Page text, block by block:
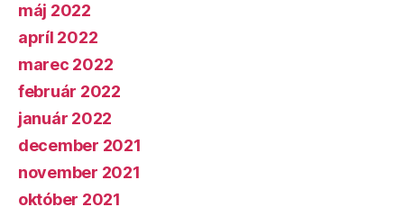
máj 2022
apríl 2022
marec 2022
február 2022
január 2022
december 2021
november 2021
október 2021